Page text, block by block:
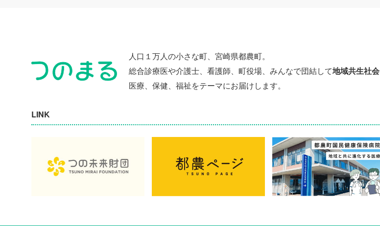
人口１万人の小さな町、宮崎県都農町。
総合診療医や介護士、看護師、町役場、みんなで団結して地域共生社会
医療、保健、福祉をテーマにお届けします。
LINK